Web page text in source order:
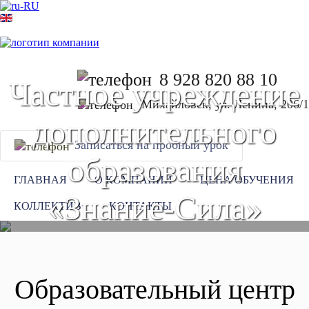
8 928 820 88 10
Михайловск, ул. Ленина, 206/1
Записаться на пробный урок
ГЛАВНАЯ О КОМПАНИИ ЦЕНА ОБУЧЕНИЯ
КОЛЛЕКТИВ КОНТАКТЫ
Частное учреждение
дополнительного
образования
«Знание-Сила»
Образовательный центр